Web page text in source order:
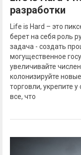
разработки
Life is Hard – это
берет на себя роль
задача - создать
могущественное
увеличивайте
колонизируйте
торговли, укрепите
все, что